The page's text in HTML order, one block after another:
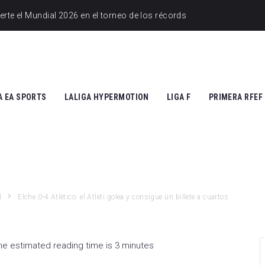
EA SPORTS
Vallecano
FC
LALIGA HYPERMOTION
FC Andorra
Granada CF
LIGA F
SD Eibar
PRIMERA RFEF
Elche 0-4 Atlético: el Atleti golea y consigue un billete a cuartos
estimated reading time is 3 minutes